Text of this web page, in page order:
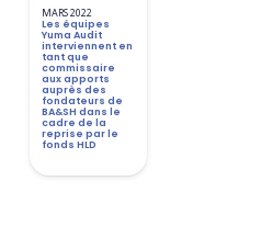
MARS 2022
Les équipes
Yuma Audit
interviennent en
tant que
commissaire
aux apports
auprès des
fondateurs de
BA&SH dans le
cadre de la
reprise par le
fonds HLD